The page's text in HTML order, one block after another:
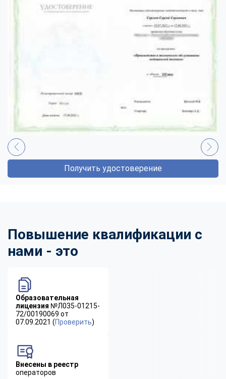
Получить удостоверение
Повышение квалификации с
нами - это
Образовательная
лицензия №Л035-01215-
72/00190069 от
07.09.2021 (Проверить)
Внесены в реестр
операторов